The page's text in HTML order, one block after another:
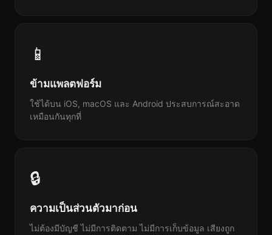
📱
ข้ามแพลตฟอร์ม
ใช้ได้บน iOS, macOS และ Android ประสบการณ์สะอาด
เหมือนกันทุกที่
🔒
ความเป็นส่วนตัวมาก่อน
ไม่ต้องมีบัญชี ไม่มีการติดตาม ไม่มีการเก็บข้อมูล เสียงถูก